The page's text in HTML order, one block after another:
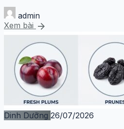
admin
Xem bài arrow_forward
Dinh Dưỡng 26/07/2026